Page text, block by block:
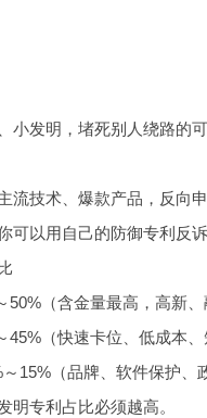
小发明，堵死别人绕路的可
流技术、爆款产品，反向申
可以用自己的防御专利反
50%（含金量最高，高新、
45%（快速卡位、低成本、
15%（品牌、软件保护、
明专利占比必须越高。